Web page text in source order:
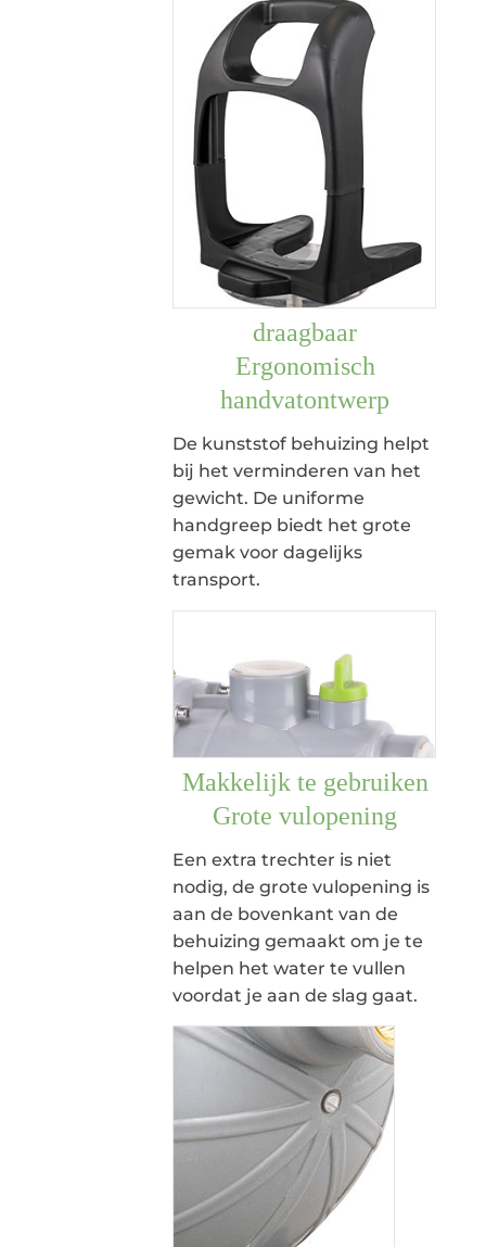
draagbaar
Ergonomisch
handvatontwerp
De kunststof behuizing helpt
bij het verminderen van het
gewicht. De uniforme
handgreep biedt het grote
gemak voor dagelijks
transport.
Makkelijk te gebruiken
Grote vulopening
Een extra trechter is niet
nodig, de grote vulopening is
aan de bovenkant van de
behuizing gemaakt om je te
helpen het water te vullen
voordat je aan de slag gaat.